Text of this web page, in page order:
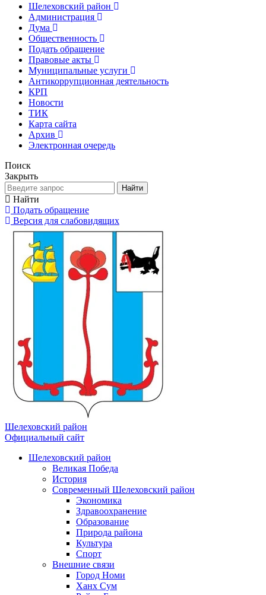
Шелеховский район
Администрация
Дума
Общественность
Подать обращение
Правовые акты
Муниципальные услуги
Антикоррупционная деятельность
КРП
Новости
ТИК
Карта сайта
Архив
Электронная очередь
Поиск
Закрыть
Найти
Найти
Подать обращение
Версия для слабовидящих
Шелеховский район
Официальный сайт
Шелеховский район
Великая Победа
История
Современный Шелеховский район
Экономика
Здравоохранение
Образование
Природа района
Культура
Спорт
Внешние связи
Город Номи
Ханх Сум